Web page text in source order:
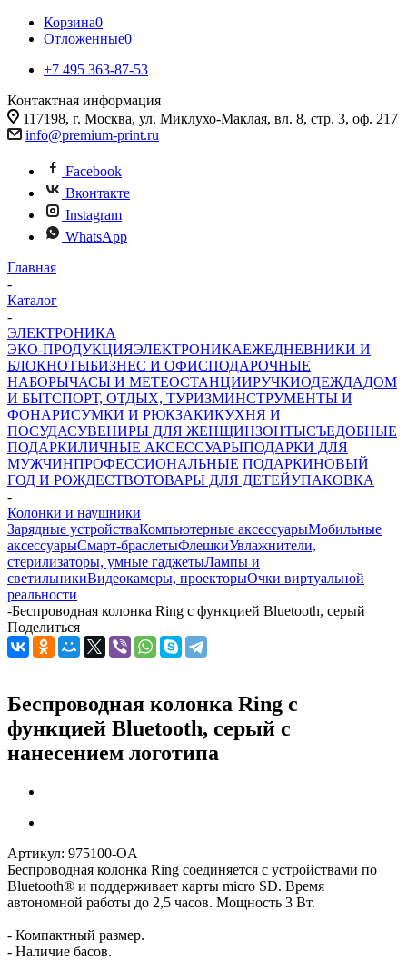
Корзина0
Отложенные0
+7 495 363-87-53
Контактная информация
117198, г. Москва, ул. Миклухо-Маклая, вл. 8, стр. 3, оф. 217
info@premium-print.ru
Facebook
Вконтакте
Instagram
WhatsApp
Главная
-
Каталог
-
ЭЛЕКТРОНИКА
ЭКО-ПРОДУКЦИЯЭЛЕКТРОНИКАЕЖЕДНЕВНИКИ И
БЛОКНОТЫБИЗНЕС И ОФИСПОДАРОЧНЫЕ
НАБОРЫЧАСЫ И МЕТЕОСТАНЦИИРУЧКИОДЕЖДАДОМ
И БЫТСПОРТ, ОТДЫХ, ТУРИЗМИНСТРУМЕНТЫ И
ФОНАРИСУМКИ И РЮКЗАКИКУХНЯ И
ПОСУДАСУВЕНИРЫ ДЛЯ ЖЕНЩИНЗОНТЫСЪЕДОБНЫЕ
ПОДАРКИЛИЧНЫЕ АКСЕССУАРЫПОДАРКИ ДЛЯ
МУЖЧИНПРОФЕССИОНАЛЬНЫЕ ПОДАРКИНОВЫЙ
ГОД И РОЖДЕСТВОТОВАРЫ ДЛЯ ДЕТЕЙУПАКОВКА
-
Колонки и наушники
Зарядные устройстваКомпьютерные аксессуарыМобильные
аксессуарыСмарт-браслетыФлешкиУвлажнители,
стерилизаторы, умные гаджетыЛампы и
светильникиВидеокамеры, проекторыОчки виртуальной
реальности
-Беспроводная колонка Ring с функцией Bluetooth, серый
Поделиться
Беспроводная колонка Ring с
функцией Bluetooth, серый с
нанесением логотипа
Артикул: 975100-OA
Беспроводная колонка Ring соединяется с устройствами по
Bluetooth® и поддерживает карты micro SD. Время
автономной работы до 2,5 часов. Мощность 3 Вт.
- Компактный размер.
- Наличие басов.